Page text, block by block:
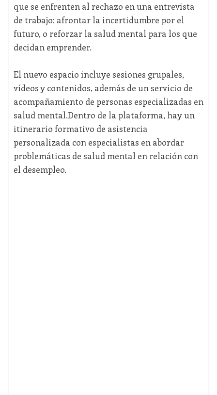
que se enfrenten al rechazo en una entrevista
de trabajo; afrontar la incertidumbre por el
futuro, o reforzar la salud mental para los que
decidan emprender.
El nuevo espacio incluye sesiones grupales,
vídeos y contenidos, además de un servicio de
acompañamiento de personas especializadas en
salud mental.Dentro de la plataforma, hay un
itinerario formativo de asistencia
personalizada con especialistas en abordar
problemáticas de salud mental en relación con
el desempleo.